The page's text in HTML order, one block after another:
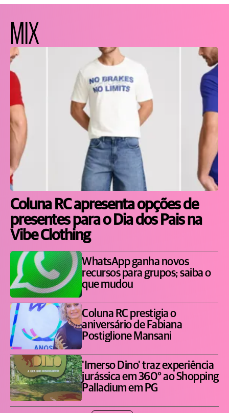
MIX
Coluna RC apresenta opções de
presentes para o Dia dos Pais na
Vibe Clothing
WhatsApp ganha novos
recursos para grupos; saiba o
que mudou
Coluna RC prestigia o
aniversário de Fabiana
Postiglione Mansani
'Imerso Dino' traz experiência
jurássica em 360° ao Shopping
Palladium em PG